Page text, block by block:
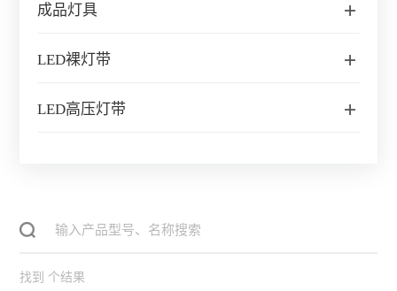
成品灯具
LED裸灯带
LED高压灯带
找到 个结果